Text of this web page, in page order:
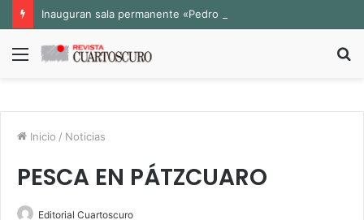
Menú
Inicio / Noticias
PESCA EN PÁTZCUARO
Editorial Cuartoscuro